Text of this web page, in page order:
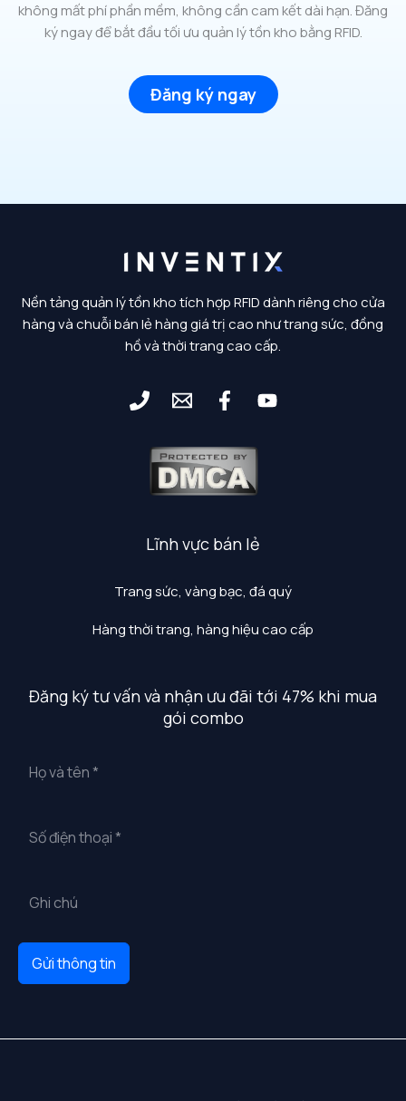
không mất phí phần mềm, không cần cam kết dài hạn. Đăng
ký ngay để bắt đầu tối ưu quản lý tồn kho bằng RFID.
Đăng ký ngay
Nền tảng quản lý tồn kho tích hợp RFID dành riêng cho cửa
hàng và chuỗi bán lẻ hàng giá trị cao như trang sức, đồng
hồ và thời trang cao cấp.
Lĩnh vực bán lẻ
Trang sức, vàng bạc, đá quý
Hàng thời trang, hàng hiệu cao cấp
Đăng ký tư vấn và nhận ưu đãi tới 47% khi mua
gói combo
Gửi thông tin